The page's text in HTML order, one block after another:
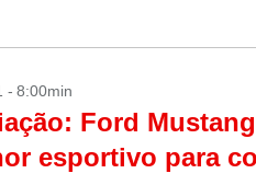
- 8:00min
Ford
esportivo para